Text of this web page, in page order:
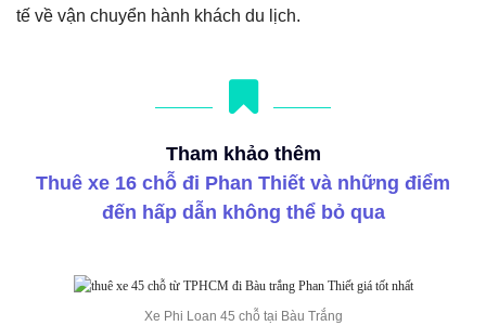
tế về vận chuyển hành khách du lịch.
Tham khảo thêm
Thuê xe 16 chỗ đi Phan Thiết và những điểm
đến hấp dẫn không thể bỏ qua
Xe Phi Loan 45 chỗ tại Bàu Trắng